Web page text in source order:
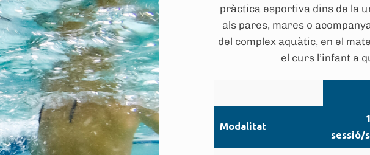
pràctica esportiva dins de la
als pares, mares o
del complex aquàtic, en el
el curs l’infant a
Modalitat
1
sessió/